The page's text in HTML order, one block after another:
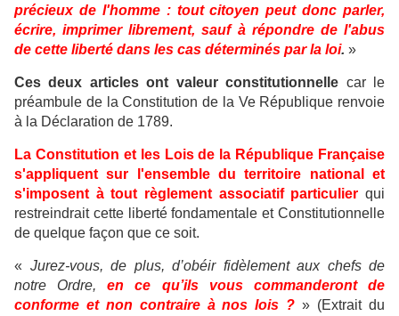
précieux de l'homme : tout citoyen peut donc parler,
écrire, imprimer librement, sauf à répondre de l'abus
de cette liberté dans les cas déterminés par la loi. »
Ces deux articles ont valeur constitutionnelle car le
préambule de la Constitution de la Ve République renvoie
à la Déclaration de 1789.
La Constitution et les Lois de la République Française
s'appliquent sur l'ensemble du territoire national et
s'imposent à tout règlement associatif particulier qui
restreindrait cette liberté fondamentale et Constitutionnelle
de quelque façon que ce soit.
« Jurez-vous, de plus, d’obéir fidèlement aux chefs de
notre Ordre,en ce qu’ils vous commanderont de
conforme et non contraire à nos lois ?» (Extrait du